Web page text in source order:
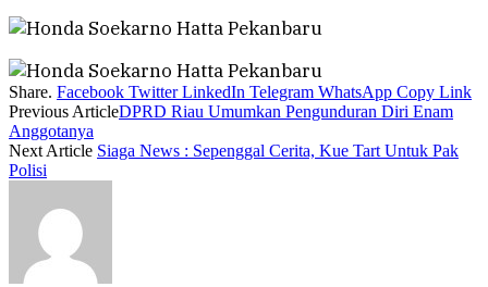
Share. Facebook Twitter LinkedIn Telegram WhatsApp Copy Link
Previous ArticleDPRD Riau Umumkan Pengunduran Diri Enam
Anggotanya
Next Article Siaga News : Sepenggal Cerita, Kue Tart Untuk Pak
Polisi